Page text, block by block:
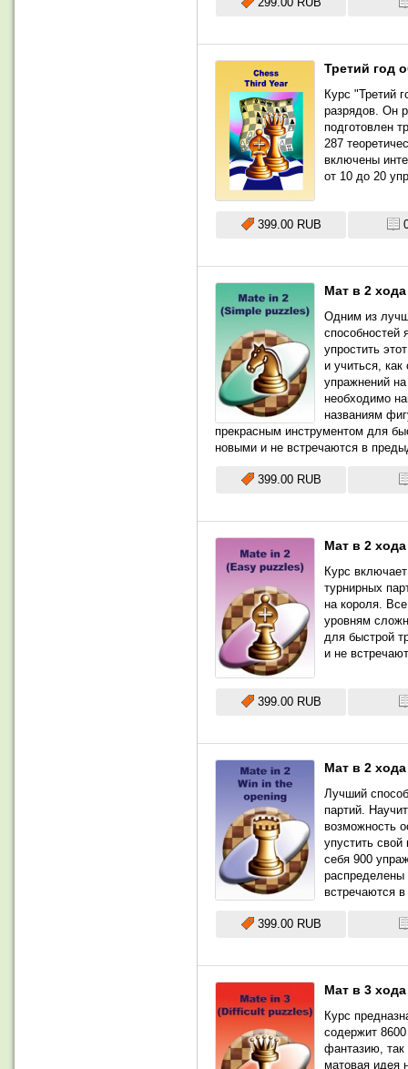
Третий год
Курс "Третий
разрядов. Он
подготовлен
287
включены
от 10 до 20
399.00 RUB
Мат в 2
Одним из
способностей
упростить
и учиться,
упражнений
необходимо
названиям
прекрасным инструментом для
новыми и не встречаются в
399.00 RUB
Мат в 2
Курс
турнирных
на короля.
уровням
для быстрой
и не
399.00 RUB
Мат в 2
Лучший
партий.
возможность
упустить
себя 900
распределены
встречаются
399.00 RUB
Мат в 3
Курс
содержит
фантазию, так
матовая идея